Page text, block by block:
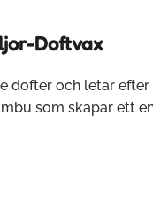
Doftvax
dofter och letar
som skapar ett